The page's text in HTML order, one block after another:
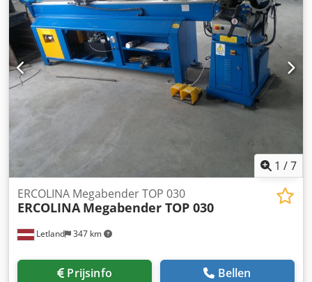
mm buisschuiflengte) - Elektromechanische aandrijving
van de buigas - Hydraulische klemming - Doorninvoer/-
uittrek - 30 programma's x 9 buighoeken + correctiehoek
1 /7
Letland 347 km
ERCOLINA Megabender TOP 030
ERCOLINA Megabender TOP 030
Prijsinfo Bellen